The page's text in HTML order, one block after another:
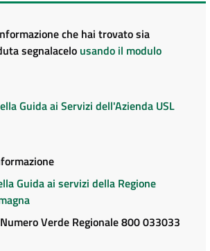
che hai trovato sia
segnalacelo usando il modulo
Guida ai Servizi dell'Azienda USL
Guida ai servizi della Regione
Verde Regionale 800 033033